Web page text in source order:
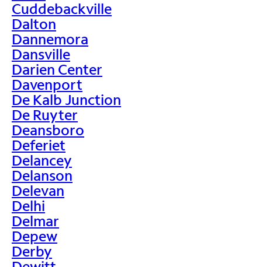
Cuddebackville
Dalton
Dannemora
Dansville
Darien Center
Davenport
De Kalb Junction
De Ruyter
Deansboro
Deferiet
Delancey
Delanson
Delevan
Delhi
Delmar
Depew
Derby